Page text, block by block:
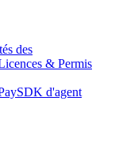
des
& Permis
SDK d'agent